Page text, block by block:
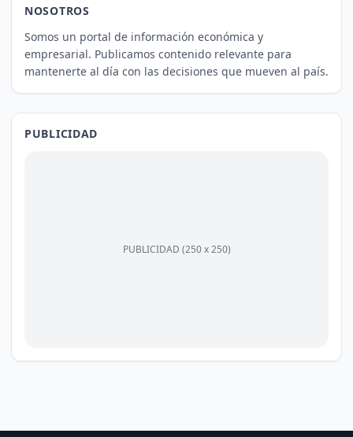
NOSOTROS
Somos un portal de información económica y
empresarial. Publicamos contenido relevante para
mantenerte al día con las decisiones que mueven al país.
PUBLICIDAD
PUBLICIDAD (250 x 250)